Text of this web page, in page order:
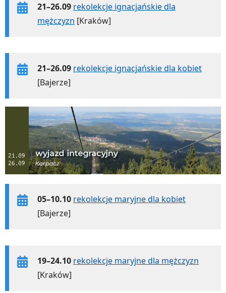
21–26.09 rekolekcje ignacjańskie dla
mężczyzn [Kraków]
21–26.09 rekolekcje ignacjańskie dla kobiet
[Bajerze]
05–10.10 rekolekcje maryjne dla kobiet
[Bajerze]
19–24.10 rekolekcje maryjne dla mężczyzn
[Kraków]